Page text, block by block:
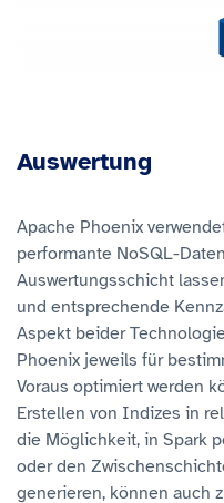
Auswertung
Apache Phoenix
performante NoSQL-
Auswertungsschicht
und entsprechende
Aspekt beider
Phoenix jeweils für
Voraus optimiert werden
Erstellen von Indizes in
die Möglichkeit, in Spark
oder den
generieren, können auch